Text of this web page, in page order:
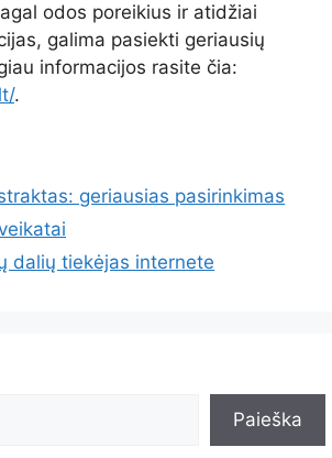
odos poreikius ir atidžiai
galima pasiekti geriausių
informacijos rasite čia:
.
geriausias pasirinkimas
dalių tiekėjas internete
Paieška